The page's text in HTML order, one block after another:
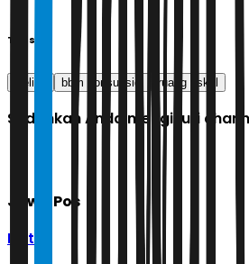
Tags
Celios bbm nonsubsidi ruang fiskal
Sudahkah Anda mengikuti
Jawa Pos
Ikuti